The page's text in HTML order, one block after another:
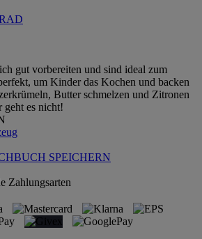
gut vorbereiten und sind ideal zum
um Kinder das Kochen und backen
Butter schmelzen und Zitronen
geht es nicht!
SPEICHERN
Zahlungsarten